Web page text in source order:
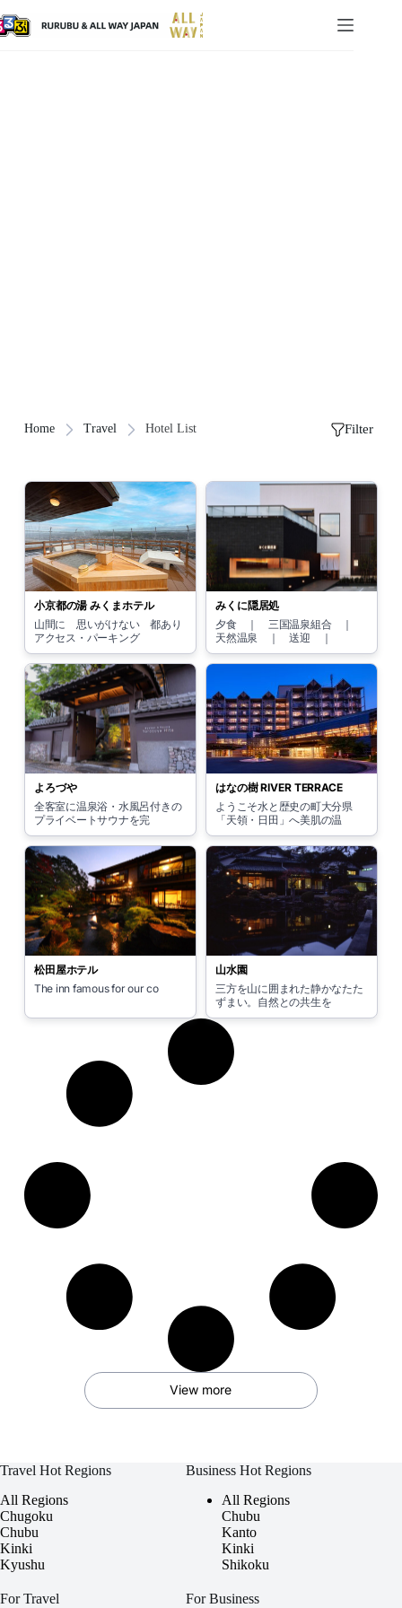
Home Travel Hotel List Filter
小京都の湯 みくまホテル
山間に 思いがけない 都あり
アクセス・パーキング
みくに隠居処
夕食 ｜ 三国温泉組合 ｜
天然温泉 ｜ 送迎 ｜
よろづや
全客室に温泉浴・水風呂付きの
プライベートサウナを完
はなの樹 RIVER TERRACE
ようこそ水と歴史の町大分県
「天領・日田」へ美肌の温
松田屋ホテル
The inn famous for our co
山水園
三方を山に囲まれた静かなたた
ずまい。自然との共生を
View more
Travel Hot Regions
All Regions
Chugoku
Chubu
Kinki
Kyushu
Business Hot Regions
All Regions
Chubu
Kanto
Kinki
Shikoku
For Travel For Business